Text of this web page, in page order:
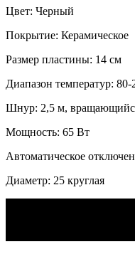
Цвет: Черный
Покрытие: Керамическое
Размер пластины: 14 см
Диапазон температур: 80-
Шнур: 2,5 м,
Мощность: 65 Вт
Автоматическое
Диаметр: 25 круглая